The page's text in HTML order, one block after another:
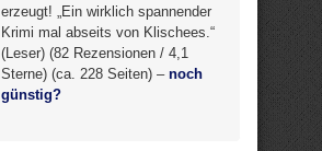
erzeugt! „Ein wirklich spannender
Krimi mal abseits von Klischees.“
(Leser) (82 Rezensionen / 4,1
Sterne) (ca. 228 Seiten) – noch
günstig?